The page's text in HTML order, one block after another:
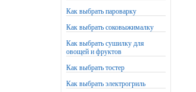
Как выбрать пароварку
Как выбрать соковыжималку
Как выбрать сушилку для
овощей и фруктов
Как выбрать тостер
Как выбрать электрогриль